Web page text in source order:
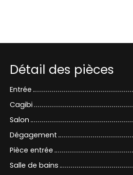
Détail des pièces
Entrée
Cagibi
Salon
Dégagement
Pièce entrée
Salle de bains